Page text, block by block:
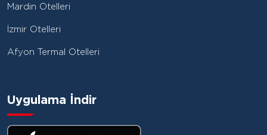
Mardin Otelleri
İzmir Otelleri
Afyon Termal Otelleri
Uygulama İndir